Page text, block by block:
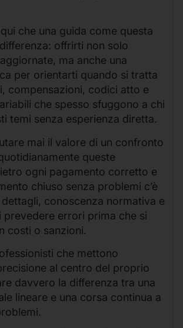
che una guida come questa
offrirti non solo
ma anche una
per orientarti quando si tratta
compensazioni, codici atto e
che spesso sfuggono a chi
temi senza esperienza diretta.
mai il valore di un confronto
queste
ogni pagamento corretto e
chiuso senza problemi c’è
conoscenza normativa e
prevedere errori prima che si
costi o sanzioni.
che mettono
al centro del proprio
davvero la differenza tra una
lineare e una corsa continua a